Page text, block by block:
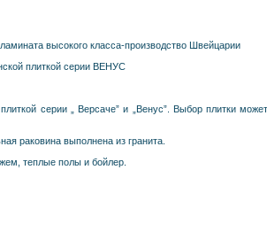
высокого класса-производство Швейцарии
плиткой серии ВЕНУС
серии „ Версаче” и „Венус”. Выбор плитки
раковина выполнена из гранита.
теплые полы и бойлер.